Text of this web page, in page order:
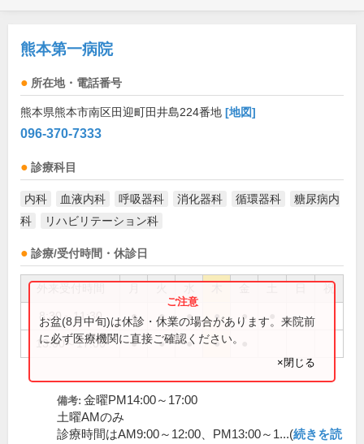
熊本第一病院
所在地・電話番号
熊本県熊本市南区田迎町田井島224番地 [地図]
096-370-7333
診療科目
内科 血液内科 呼吸器科 消化器科 循環器科
糖尿病内
科
リハビリテーション科
診療/受付時間・休診日
祝
8:30～11:30 ● ● ● ● ●
13:00～17:00 ● ● ● ●
お盆(8月中旬)は休診・休業の場合があります。来院前
に必ず医療機関に直接ご確認ください。
×閉じる
備考: 金曜PM14:00～17:00
土曜AMのみ
診療時間はAM9:00～12:00、PM13:00～1...(続きを読